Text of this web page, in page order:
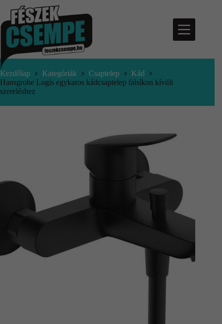
Termékek
Aktuális
ajánlatok
Fizetés
Kezdőlap Kategóriák Csaptelep
Kád
Hansgrohe Logis egykaros kádcsaptelep falsíkon kívüli
szereléshez